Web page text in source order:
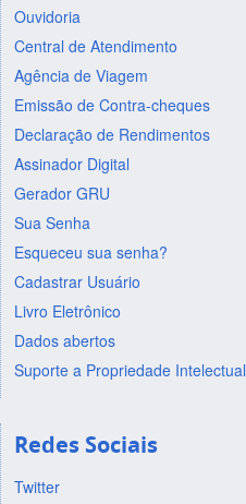
Ouvidoria
Central de Atendimento
Agência de Viagem
Emissão de Contra-cheques
Declaração de Rendimentos
Assinador Digital
Gerador GRU
Sua Senha
Esqueceu sua senha?
Cadastrar Usuário
Livro Eletrônico
Dados abertos
Suporte a Propriedade Intelectual
Redes Sociais
Twitter